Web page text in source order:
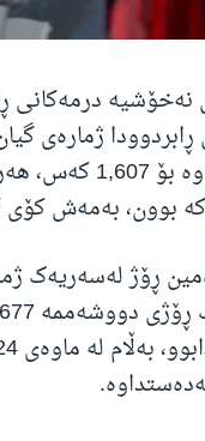
ڕابردوودا ژمارەی
بوون، بەمەش کۆی گشتی
ڕۆژ لەسەریەک